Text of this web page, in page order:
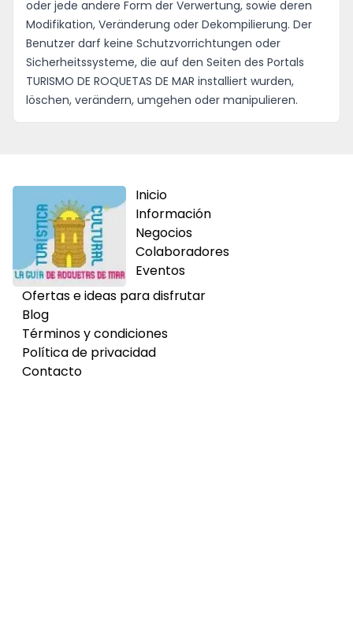
oder jede andere Form der Verwertung, sowie deren
Modifikation, Veränderung oder Dekompilierung. Der
Benutzer darf keine Schutzvorrichtungen oder
Sicherheitssysteme, die auf den Seiten des Portals
TURISMO DE ROQUETAS DE MAR installiert wurden,
löschen, verändern, umgehen oder manipulieren.
Inicio
Información
Negocios
Colaboradores
Eventos
Ofertas e ideas para disfrutar
Blog
Términos y condiciones
Política de privacidad
Contacto